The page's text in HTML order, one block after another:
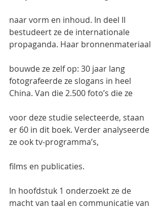
naar vorm en inhoud. In deel II
bestudeert ze de internationale
propaganda. Haar bronnenmateriaal
bouwde ze zelf op: 30 jaar lang
fotografeerde ze slogans in heel
China. Van die 2.500 foto’s die ze
voor deze studie selecteerde, staan
er 60 in dit boek. Verder analyseerde
ze ook tv-programma’s,
films en publicaties.
In hoofdstuk 1 onderzoekt ze de
macht van taal en communicatie van